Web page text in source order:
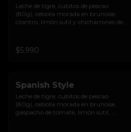
Leche de tigre, cubitos de pescao
(80g), cebolla morada en brunoise,
cilantro, limón sutil y chicharrones de
$5.990
Spanish Style
Leche de tigre, cubitos de pescao
(80g), cebolla morada en brunoise,
gaspacho de tomate, limón sutil,